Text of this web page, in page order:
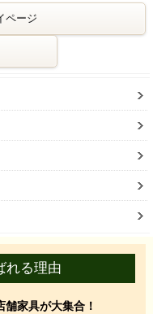
ページ
れる理由
家具が大集合！